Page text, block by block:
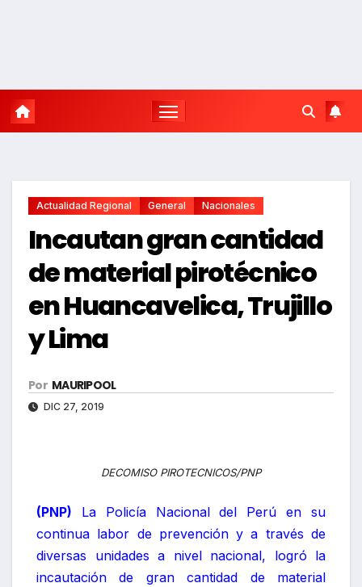
Actualidad Regional General Nacionales
Incautan gran cantidad
de material pirotécnico
en Huancavelica, Trujillo
y Lima
Por MAURIPOOL
DIC 27, 2019
DECOMISO PIROTECNICOS/PNP
(PNP) La Policía Nacional del Perú en su
continua labor de prevención y a través de
diversas unidades a nivel nacional, logró la
incautación de gran cantidad de material